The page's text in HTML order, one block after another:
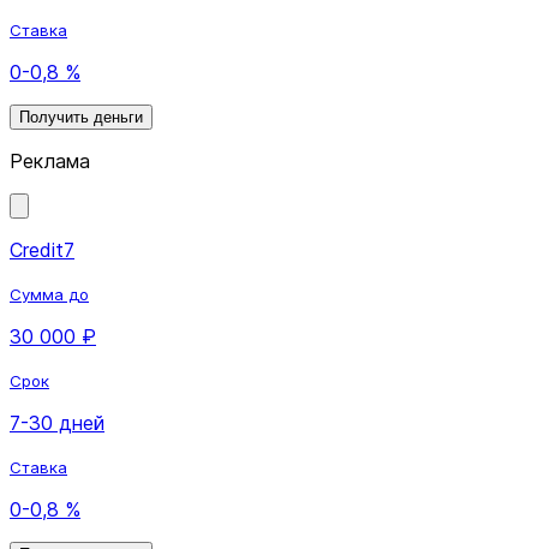
Ставка
0-0,8 %
Получить деньги
Реклама
Credit7
Сумма до
30 000 ₽
Срок
7-30 дней
Ставка
0-0,8 %